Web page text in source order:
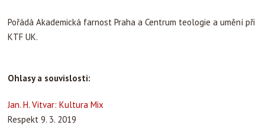
Pořádá Akademická farnost Praha a Centrum teologie a umění při
KTF UK.
Ohlasy a souvislosti:
Jan. H. Vitvar: Kultura Mix
Respekt 9. 3. 2019